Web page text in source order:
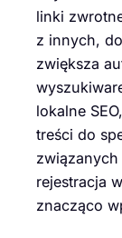
linki
z innych,
zwiększa
lokalne
treści do
rejestracja
znacząco